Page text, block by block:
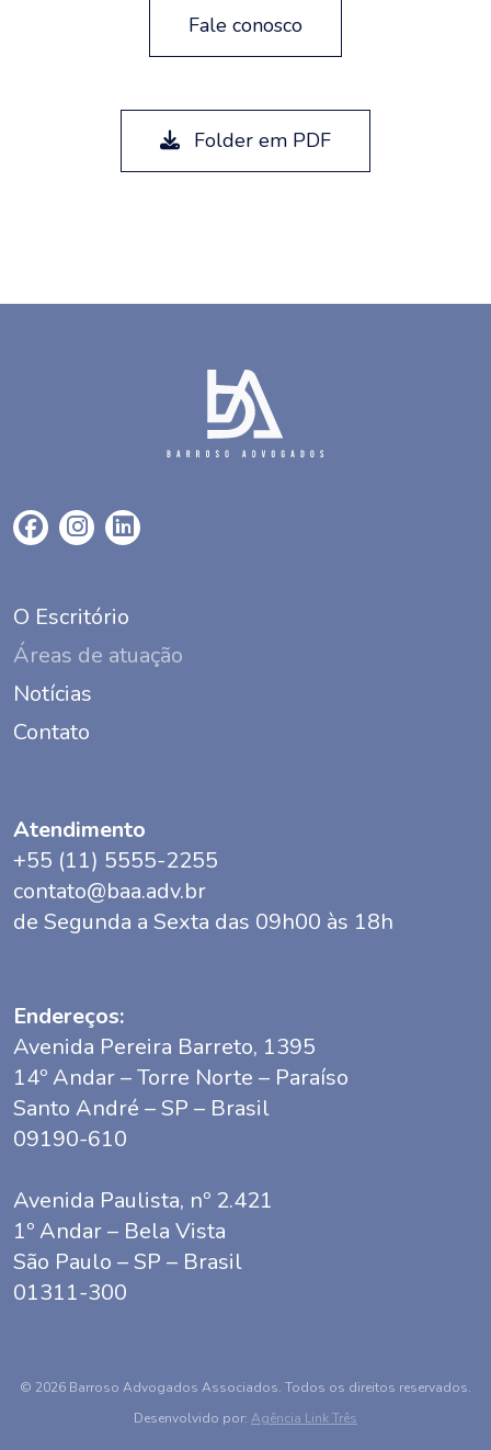
Fale conosco
Folder em PDF
O Escritório
Áreas de atuação
Notícias
Contato
Atendimento
+55 (11) 5555-2255
contato@baa.adv.br
de Segunda a Sexta das 09h00 às 18h
Endereços:
Avenida Pereira Barreto, 1395
14º Andar – Torre Norte – Paraíso
Santo André – SP – Brasil
09190-610
Avenida Paulista, nº 2.421
1º Andar – Bela Vista
São Paulo – SP – Brasil
01311-300
© 2026 Barroso Advogados Associados. Todos os direitos reservados.
Desenvolvido por: Agência Link Três